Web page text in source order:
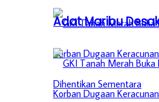
Adat Maribu